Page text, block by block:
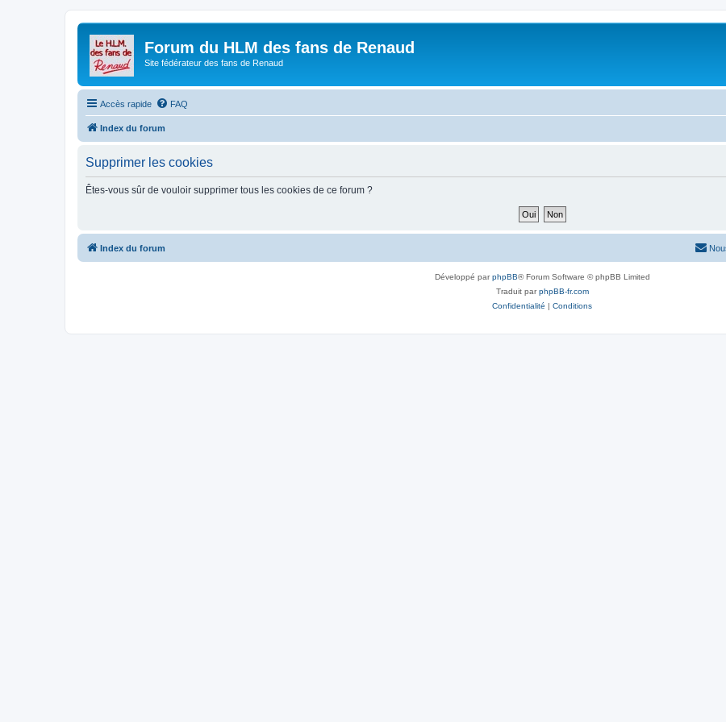
Forum du HLM des fans de Renaud
Site fédérateur des fans de Renaud
Accès rapide FAQ
Index du forum
Supprimer les cookies
Êtes-vous sûr de vouloir supprimer tous les cookies de ce forum ?
Index du forum
Développé parphpBB® Forum Software © phpBB Limited
Traduit parphpBB-fr.com
Confidentialité | Conditions